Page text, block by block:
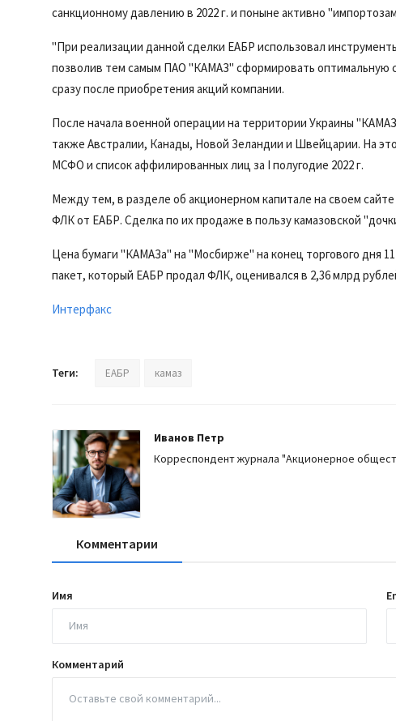
санкционному давлению в 2022 г. и поныне активно
"При реализации данной сделки ЕАБР использовал
позволив тем самым ПАО "КАМАЗ" сформировать оптимальную
сразу после приобретения акций компании.
После начала военной операции на территории Украины
также Австралии, Канады, Новой Зеландии и Швейцарии. На
МСФО и список аффилированных лиц за I полугодие 2022 г.
Между тем, в разделе об акционерном капитале на своем
ФЛК от ЕАБР. Сделка по их продаже в пользу камазовской
Цена бумаги "КАМАЗа" на "Мосбирже" на конец торгового дня
пакет, который ЕАБР продал ФЛК, оценивался в 2,36 млрд
Интерфакс
Теги: ЕАБР камаз
Иванов Петр
Корреспондент журнала "Акционерное
Комментарии
Имя
Комментарий